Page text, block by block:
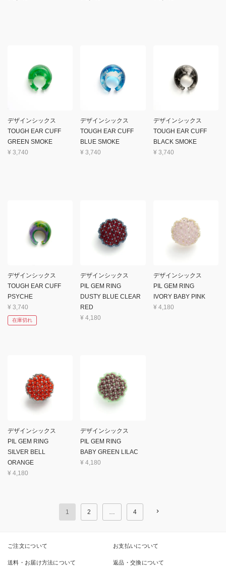
デザインシックス
TOUGH EAR CUFF
GREEN SMOKE
¥ 3,740
デザインシックス
TOUGH EAR CUFF
BLUE SMOKE
¥ 3,740
デザインシックス
TOUGH EAR CUFF
BLACK SMOKE
¥ 3,740
デザインシックス
TOUGH EAR CUFF
PSYCHE
¥ 3,740
在庫切れ
デザインシックス
PIL GEM RING
DUSTY BLUE CLEAR
RED
¥ 4,180
デザインシックス
PIL GEM RING
IVORY BABY PINK
¥ 4,180
デザインシックス
PIL GEM RING
SILVER BELL
ORANGE
¥ 4,180
デザインシックス
PIL GEM RING
BABY GREEN LILAC
¥ 4,180
1 2 4
ご注文について お支払いについて
送料・お届け方法について 返品・交換について